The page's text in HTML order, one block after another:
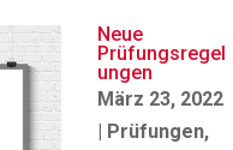
Neue
Prüfungsregel
ungen
März 23, 2022
| Prüfungen,